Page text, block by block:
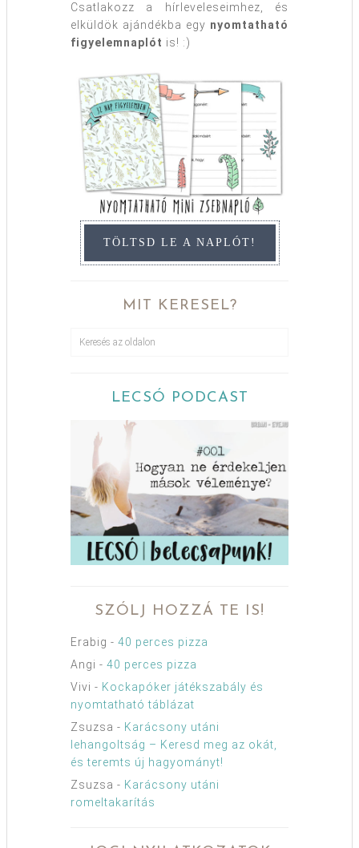
Csatlakozz a hírleveleseimhez, és
elküldök ajándékba egy nyomtatható
figyelemnaplót is! :)
TÖLTSD LE A NAPLÓT!
MIT KERESEL?
LECSÓ PODCAST
SZÓLJ HOZZÁ TE IS!
Erabig - 40 perces pizza
Angi - 40 perces pizza
Vivi - Kockapóker játékszabály és
nyomtatható táblázat
Zsuzsa - Karácsony utáni
lehangoltság – Keresd meg az okát,
és teremts új hagyományt!
Zsuzsa - Karácsony utáni
romeltakarítás